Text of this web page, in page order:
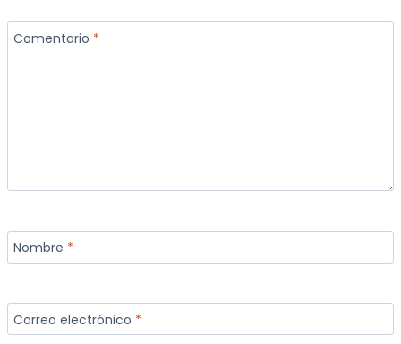
Comentario *
Nombre *
Correo electrónico *